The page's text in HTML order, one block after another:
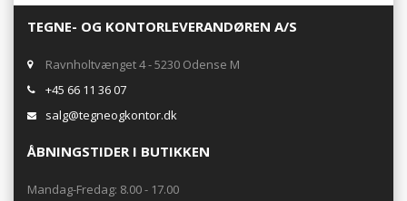
TEGNE- OG KONTORLEVERANDØREN A/S
Ravnholtvænget 4 - 5230 Odense M
+45 66 11 36 07
salg@tegneogkontor.dk
ÅBNINGSTIDER I BUTIKKEN
Mandag-Fredag: 8.00 - 17.00